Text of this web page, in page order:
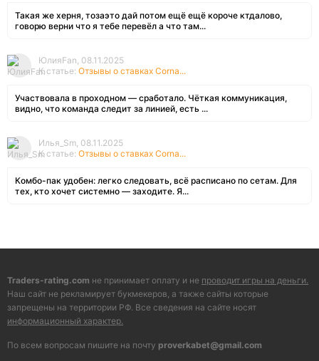
Такая же херня, тозаэто дай потом ещё ещё короче ктдалово,
говорю верни что я тебе перевёл а что там...
ЮлияFan, 08.11.2025
К статье: Отзывы о ставках Corna...
Участвовала в проходном — сработало. Чёткая коммуникация,
видно, что команда следит за линией, есть ...
Илья_Sm, 08.11.2025
К статье: Отзывы о ставках Corna...
Комбо-пак удобен: легко следовать, всё расписано по сетам. Для
тех, кто хочет системно — заходите. Я...
Traders-rating.com не принимает оплату и не проводит игры на деньги.
Наш сайт не рекламирует букмекеров, а также сайты которые
запрещены на территории РФ. Все сведения на сайте носят
информационный характер.
По всем вопросам пишите на почту proverkabet@gmail.com